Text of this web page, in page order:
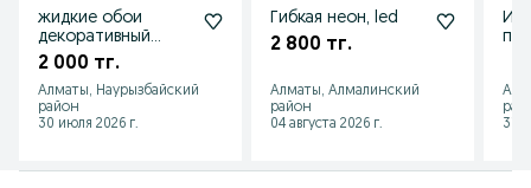
жидкие обои
декоративный
материал для стен
2 000 тг.
Алматы, Наурызбайский
район
30 июля 2026 г.
Гибкая неон, led
2 800 тг.
Алматы, Алмалинский
район
04 августа 2026 г.
31